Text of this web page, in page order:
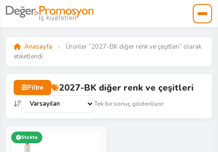
Anasayfa
Ürünler “2027-BK diğer renk ve çeşitleri” olarak
etiketlendi
Filtre 2027-BK diğer renk ve çeşitleri
Tek bir sonuç gösteriliyor
Stokta